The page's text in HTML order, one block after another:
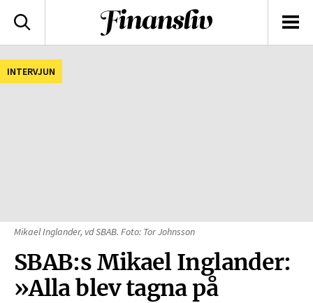
logotyp
Sök
INTERVJUN
Mikael Inglander, vd SBAB. Foto: Tor Johnsson
SBAB:s Mikael Inglander:
»Alla blev tagna på